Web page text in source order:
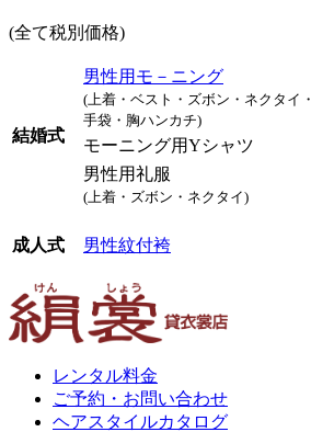
(全て税別価格)
結婚式
男性用モ－ニング
(上着・ベスト・ズボン・ネクタイ・
手袋・胸ハンカチ)
モーニング用Yシャツ
男性用礼服
(上着・ズボン・ネクタイ)
成人式 男性紋付袴
レンタル料金
ご予約・お問い合わせ
ヘアスタイルカタログ